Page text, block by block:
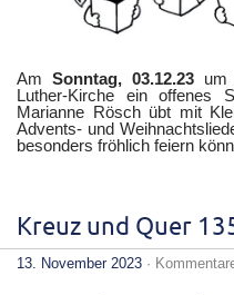
Am Sonntag, 03.12.23um
Luther-Kirche ein offenes
Marianne Rösch übt mit
Advents- und
besonders fröhlich feiern
Kreuz und Quer
13. November 2023 ·